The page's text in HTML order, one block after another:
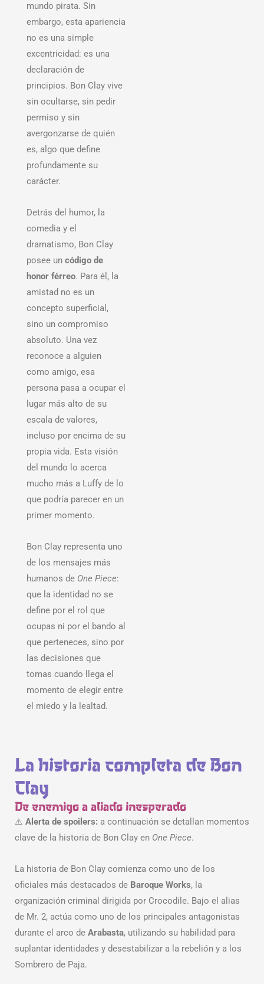
mundo pirata. Sin
embargo, esta apariencia
no es una simple
excentricidad: es una
declaración de
principios. Bon Clay vive
sin ocultarse, sin pedir
permiso y sin
avergonzarse de quién
es, algo que define
profundamente su
carácter.
Detrás del humor, la
comedia y el
dramatismo, Bon Clay
posee un código de
honor férreo. Para él, la
amistad no es un
concepto superficial,
sino un compromiso
absoluto. Una vez
reconoce a alguien
como amigo, esa
persona pasa a ocupar el
lugar más alto de su
escala de valores,
incluso por encima de su
propia vida. Esta visión
del mundo lo acerca
mucho más a Luffy de lo
que podría parecer en un
primer momento.
Bon Clay representa uno
de los mensajes más
humanos de One Piece:
que la identidad no se
define por el rol que
ocupas ni por el bando al
que perteneces, sino por
las decisiones que
tomas cuando llega el
momento de elegir entre
el miedo y la lealtad.
La historia completa de Bon
Clay
De enemigo a aliado inesperado
⚠️ Alerta de spoilers: a continuación se detallan momentos
clave de la historia de Bon Clay en One Piece.
La historia de Bon Clay comienza como uno de los
oficiales más destacados de Baroque Works, la
organización criminal dirigida por Crocodile. Bajo el alias
de Mr. 2, actúa como uno de los principales antagonistas
durante el arco de Arabasta, utilizando su habilidad para
suplantar identidades y desestabilizar a la rebelión y a los
Sombrero de Paja.